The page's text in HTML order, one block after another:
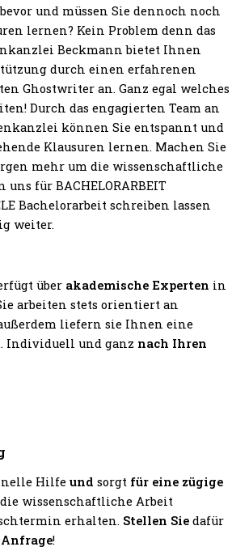
und müssen Sie dennoch noch
lernen? Kein Problem denn das
Beckmann bietet Ihnen
durch einen erfahrenen
Ghostwriter an. Ganz egal welches
Durch das engagierten Team an
können Sie entspannt und
Klausuren lernen. Machen Sie
mehr um die wissenschaftliche
für BACHELORARBEIT
Bachelorarbeit schreiben lassen
weiter.
über akademische Experten in
arbeiten stets orientiert an
liefern sie Ihnen eine
. Individuell und ganz nach Ihren
Hilfe und sorgt für eine zügige
wissenschaftliche Arbeit
erhalten. Stellen Sie dafür
!